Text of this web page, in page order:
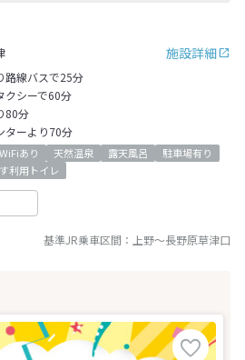
施設詳細
路線バスで25分
クシーで60分
80分
ターより70分
あり 天然温泉 露天風呂
駐車場有り
利用トイレ
基準JR乗車区間： 上野～長野原草津口